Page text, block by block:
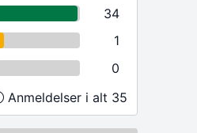
34
1
0
Anmeldelser i alt 35